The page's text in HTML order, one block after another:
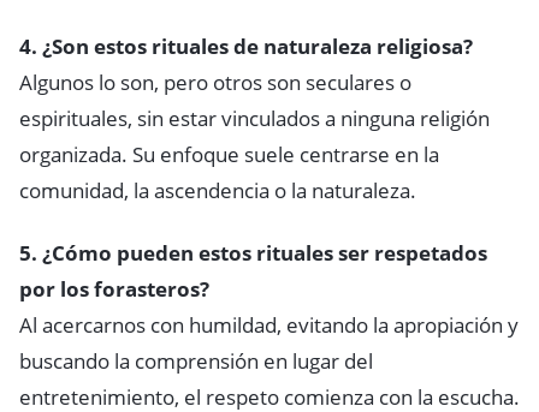
4. ¿Son estos rituales de naturaleza religiosa?
Algunos lo son, pero otros son seculares o
espirituales, sin estar vinculados a ninguna religión
organizada. Su enfoque suele centrarse en la
comunidad, la ascendencia o la naturaleza.
5. ¿Cómo pueden estos rituales ser respetados
por los forasteros?
Al acercarnos con humildad, evitando la apropiación y
buscando la comprensión en lugar del
entretenimiento, el respeto comienza con la escucha.